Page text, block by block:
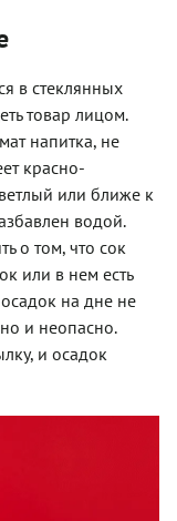
в стеклянных
товар лицом.
напитка, не
красно-
или ближе к
водой.
о том, что сок
или в нем есть
на дне не
и неопасно.
и осадок